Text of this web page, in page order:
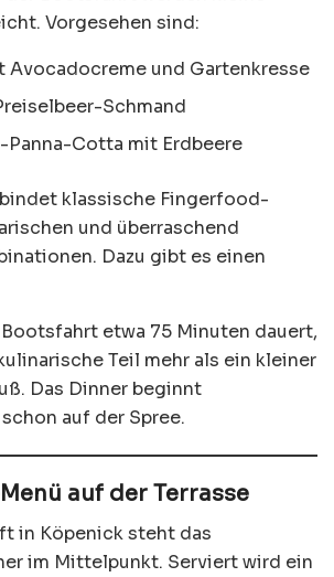
Vorgesehen sind:
Avocadocreme und Gartenkresse
Schmand
Panna-Cotta mit Erdbeere
klassische Fingerfood-
und überraschend
Dazu gibt es einen
etwa 75 Minuten dauert,
Teil mehr als ein kleiner
Das Dinner beginnt
auf der Spree.
auf der Terrasse
in Köpenick steht das
im Mittelpunkt. Serviert wird ein